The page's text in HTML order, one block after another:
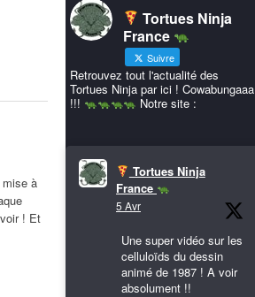
à
! Et
Tortues Ninja
France
Suivre
Retrouvez tout l'actualité des
Tortues Ninja par ici ! Cowabungaaa
!!!
Notre site :
Tortues Ninja
France
5 Avr
Une super vidéo sur les
celluloïds du dessin
animé de 1987 ! A voir
absolument !!